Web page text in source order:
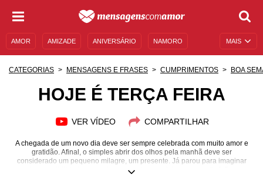
MAIS
AMOR AMIZADE ANIVERSÁRIO NAMORO
AUTOAJUDA
CATEGORIAS MENSAGENS E FRASES CUMPRIMENTOS BOA
HOJE É TERÇA FEIRA
VER VÍDEO COMPARTILHAR
A chegada de um novo dia deve ser sempre celebrada com muito amor e
gratidão. Afinal, o simples abrir dos olhos pela manhã deve ser
considerado um pequeno milagre, um presente. Já parou para imaginar
quantas possibilidades e mudanças podem ser feitas em um dia? Quantas